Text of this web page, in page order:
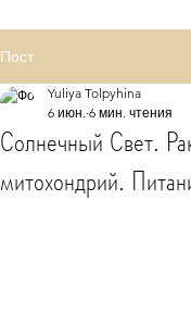
Пост
Солнечный Свет.
митохондрий.
Yuliya Tolpyhina
6 июн. 6 мин. чтения